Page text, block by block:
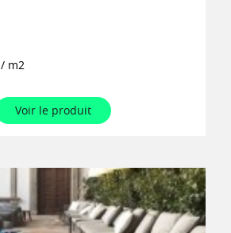
/ m2
Voir le produit